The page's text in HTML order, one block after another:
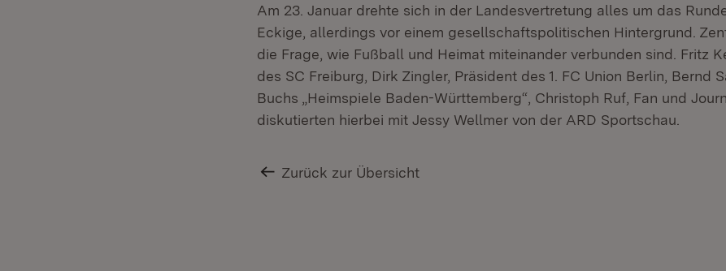
Am 23. Januar drehte sich in der Landesvertretung alles um das
Eckige, allerdings vor einem gesellschaftspolitischen Hintergrund.
die Frage, wie Fußball und Heimat miteinander verbunden sind. Fritz
des SC Freiburg, Dirk Zingler, Präsident des 1. FC Union Berlin, Bernd
Buchs „Heimspiele Baden-Württemberg“, Christoph Ruf, Fan und
diskutierten hierbei mit Jessy Wellmer von der ARD Sportschau.
Zurück zur Übersicht